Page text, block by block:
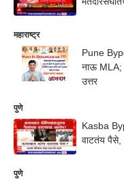
महाराष्ट्र
Pune
नाऊ MLA;
उत्तर
पुणे
Kasba
वाटतंय पैसे,
पुणे